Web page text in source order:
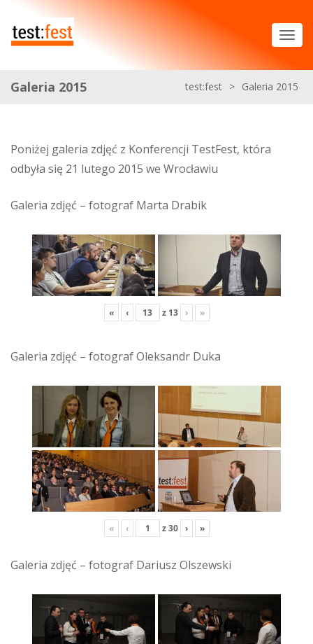
Galeria 2015 test:fest > Galeria 2015
Poniżej galeria zdjęć z Konferencji TestFest, która
odbyła się 21 lutego 2015 we Wrocławiu
Galeria zdjęć – fotograf Marta Drabik
« ‹ z 13 › »
Galeria zdjęć – fotograf Oleksandr Duka
« ‹ z30 › »
Galeria zdjęć – fotograf Dariusz Olszewski